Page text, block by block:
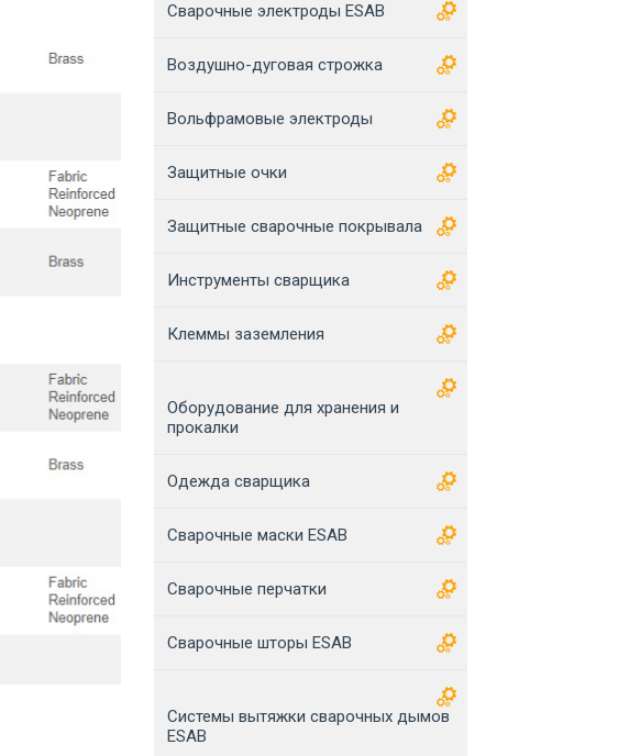
Сварочные электроды ESAB
Воздушно-дуговая строжка
Вольфрамовые электроды
Защитные очки
Защитные сварочные покрывала
Инструменты сварщика
Клеммы заземления
Оборудование для хранения и
прокалки
Одежда сварщика
Сварочные маски ESAB
Сварочные перчатки
Сварочные шторы ESAB
Системы вытяжки сварочных дымов
ESAB